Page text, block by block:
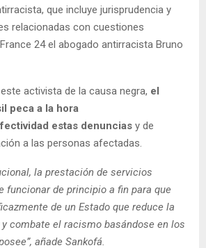
que incluye jurisprudencia y
relacionadas con cuestiones
24 el abogado antirracista Bruno
activista de la causa negra, el
peca a la hora
estas denuncias y de
a las personas afectadas.
la prestación de servicios
funcionar de principio a fin para que
de un Estado que reduce la
combate el racismo basándose en los
añade Sankofá.